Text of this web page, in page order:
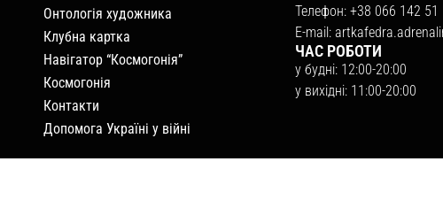
Онтологія художника
Клубна картка
Навігатор “Космогонія”
Космогонія
Контакти
Допомога Україні у війні
Телефон: +38 066 142 51
E-mail:
ЧАС РОБОТИ
у будні: 12:00-20:00
у вихідні: 11:00-20:00